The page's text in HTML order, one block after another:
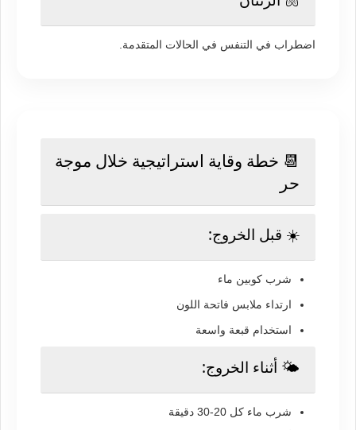
اضطراب في التنفس في الحالات المتقدمة.
📆 خطة وقاية استراتيجية خلال موجة
حر
☀️ قبل الخروج:
شرب كوبين ماء
ارتداء ملابس فاتحة اللون
استخدام قبعة واسعة
🌤️ أثناء الخروج:
شرب ماء كل 20-30 دقيقة